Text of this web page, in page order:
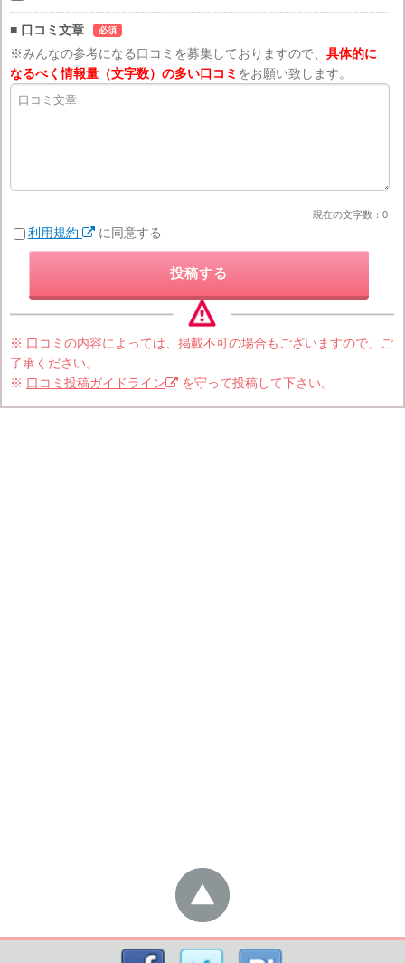
■ 口コミ文章 必須
※みんなの参考になる口コミを募集しておりますので、 具体的に
なるべく情報量（文字数）の多い口コミ をお願い致します。
現在の文字数： 0
利用規約 に同意する
投稿する
※ 口コミの内容によっては、掲載不可の場合もございますので、ご
了承ください。
※ 口コミ投稿ガイドライン を守って投稿して下さい。